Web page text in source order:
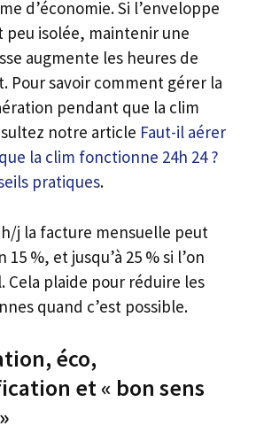
d’économie. Si l’enveloppe
peu isolée, maintenir une
augmente les heures de
Pour savoir comment gérer la
pendant que la clim
notre article Faut-il aérer
la clim fonctionne 24h 24 ?
pratiques.
h/j la facture mensuelle peut
%, et jusqu’à 25 % si l’on
Cela plaide pour réduire les
quand c’est possible.
éco,
et « bon sens